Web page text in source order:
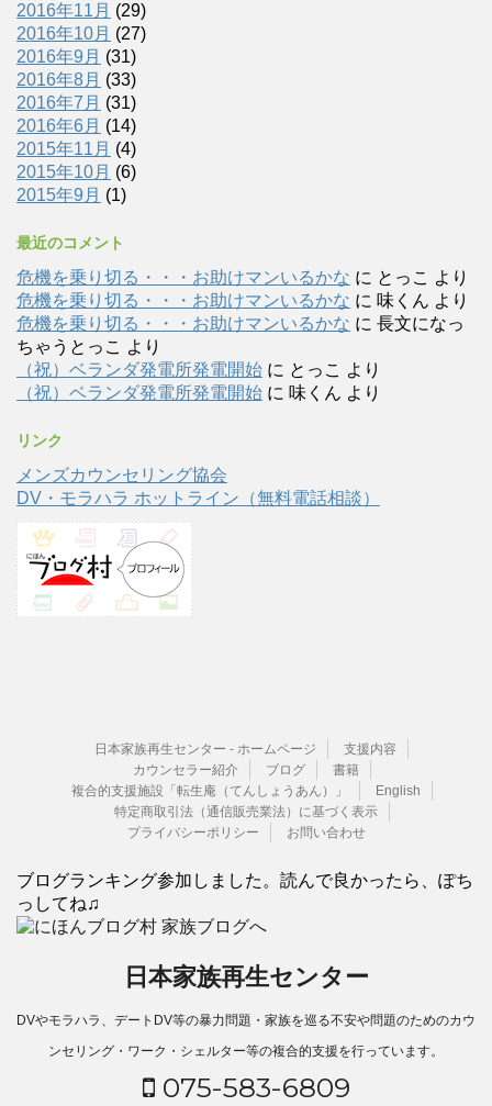
2016年11月 (29)
2016年10月 (27)
2016年9月 (31)
2016年8月 (33)
2016年7月 (31)
2016年6月 (14)
2015年11月 (4)
2015年10月 (6)
2015年9月 (1)
最近のコメント
危機を乗り切る・・・お助けマンいるかな に とっこ より
危機を乗り切る・・・お助けマンいるかな に 味くん より
危機を乗り切る・・・お助けマンいるかな に 長文になっ
ちゃうとっこ より
（祝）ベランダ発電所発電開始 に とっこ より
（祝）ベランダ発電所発電開始 に 味くん より
リンク
メンズカウンセリング協会
DV・モラハラ ホットライン（無料電話相談）
日本家族再生センター - ホームページ
支援内容
カウンセラー紹介
ブログ
書籍
複合的支援施設「転生庵（てんしょうあん）」
English
特定商取引法（通信販売業法）に基づく表示
プライバシーポリシー
お問い合わせ
ブログランキング参加しました。読んで良かったら、ぽち
っしてね♫
日本家族再生センター
DVやモラハラ、デートDV等の暴力問題・家族を巡る不安や問題のためのカウ
ンセリング・ワーク・シェルター等の複合的支援を行っています。
075-583-6809